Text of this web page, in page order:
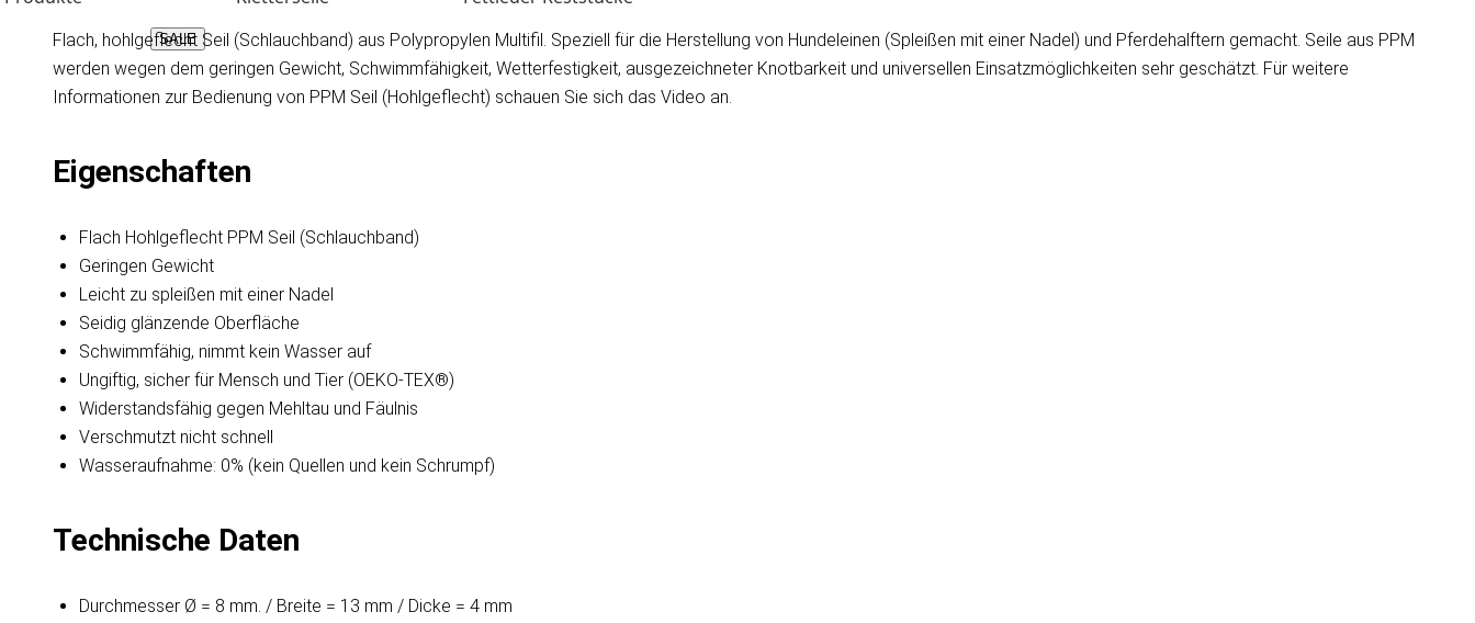
SALE
Flach, hohlgeflecht Seil (Schlauchband) aus Polypropylen Multifil. Speziell für die Herstellung von Hundeleinen (Spleißen mit einer Nadel) und Pferdehalftern gemacht. Seile aus PPM
werden wegen dem geringen Gewicht, Schwimmfähigkeit, Wetterfestigkeit, ausgezeichneter Knotbarkeit und universellen Einsatzmöglichkeiten sehr geschätzt. Für weitere
Informationen zur Bedienung von PPM Seil (Hohlgeflecht) schauen Sie sich das Video an.
Eigenschaften
Flach Hohlgeflecht PPM Seil (Schlauchband)
Geringen Gewicht
Leicht zu spleißen mit einer Nadel
Seidig glänzende Oberfläche
Schwimmfähig, nimmt kein Wasser auf
Ungiftig, sicher für Mensch und Tier (OEKO-TEX®)
Widerstandsfähig gegen Mehltau und Fäulnis
Verschmutzt nicht schnell
Wasseraufnahme: 0% (kein Quellen und kein Schrumpf)
Technische Daten
Durchmesser Ø = 8 mm. / Breite = 13 mm / Dicke = 4 mm